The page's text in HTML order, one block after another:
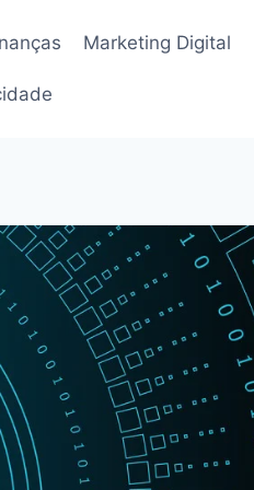
Marketing Digital